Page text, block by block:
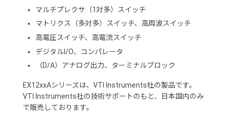
マルチプレクサ（1対多）スイッチ
マトリクス（多対多）スイッチ、高周波スイッチ
高電圧スイッチ、高電流スイッチ
デジタルI/O、コンパレータ
（D/A）アナログ出力、ターミナルブロック
EX12xxAシリーズは、VTI Instruments社の製品です。
VTI Instruments社の技術サポートのもと、日本国内のみ
で販売しております。